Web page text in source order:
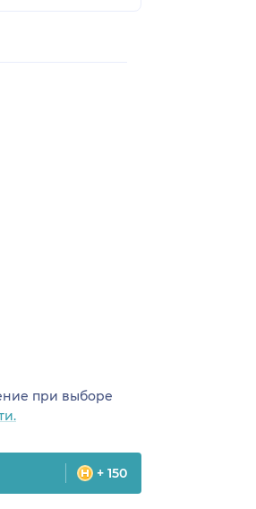
при выборе
+ 150